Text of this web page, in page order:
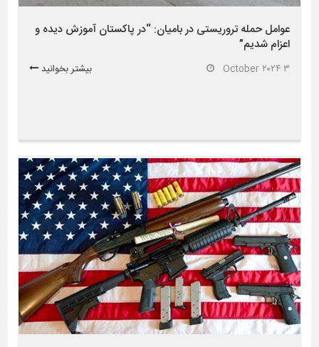
عوامل حمله تروریستی در بامیان: “در پاکستان آموزش دیده و
اعزام شدیم”
۳ October ۲۰۲۴ بیشتر بخوانید